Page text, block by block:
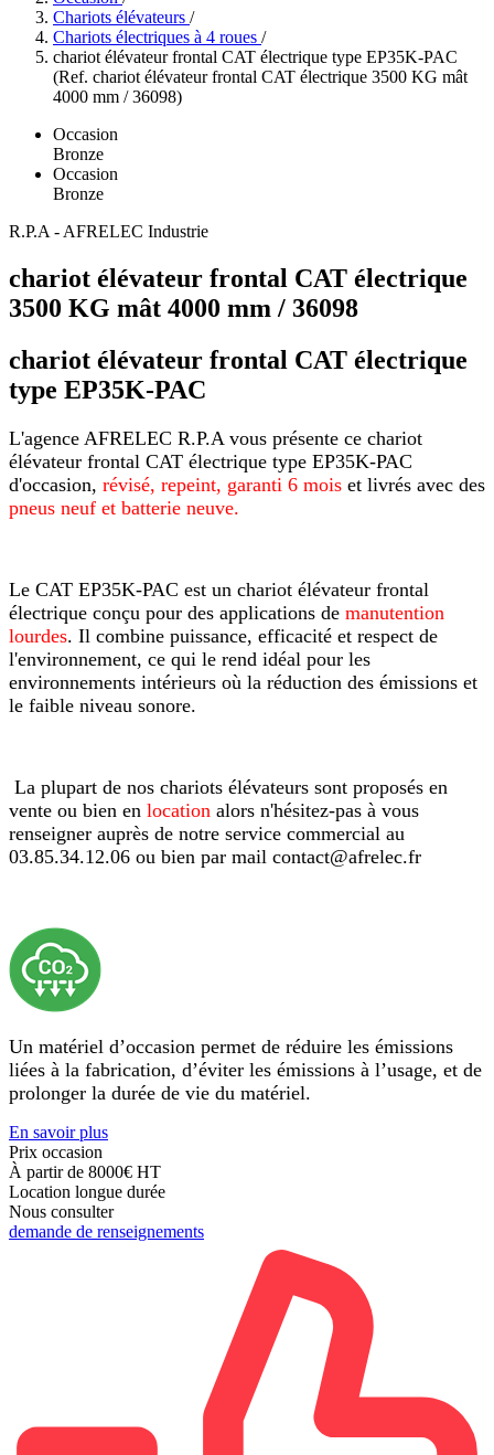
Chariots élévateurs /
Chariots électriques à 4 roues /
chariot élévateur frontal CAT électrique type EP35K-PAC
(Ref. chariot élévateur frontal CAT électrique 3500 KG mât
4000 mm / 36098)
Occasion
Bronze
Occasion
Bronze
R.P.A - AFRELEC Industrie
chariot élévateur frontal CAT électrique
3500 KG mât 4000 mm / 36098
chariot élévateur frontal CAT électrique
type EP35K-PAC
L'agence AFRELEC R.P.A vous présente ce chariot
élévateur frontal CAT électrique type EP35K-PAC
d'occasion, révisé, repeint, garanti 6 mois et livrés avec des
pneus neuf et batterie neuve.
Le CAT EP35K-PAC est un chariot élévateur frontal
électrique conçu pour des applications de manutention
lourdes. Il combine puissance, efficacité et respect de
l'environnement, ce qui le rend idéal pour les
environnements intérieurs où la réduction des émissions et
le faible niveau sonore.
La plupart de nos chariots élévateurs sont proposés en
vente ou bien en location alors n'hésitez-pas à vous
renseigner auprès de notre service commercial au
03.85.34.12.06 ou bien par mail contact@afrelec.fr
Un matériel d’occasion permet de réduire les émissions
liées à la fabrication, d’éviter les émissions à l’usage, et de
prolonger la durée de vie du matériel.
En savoir plus
Prix occasion
À partir de 8000€ HT
Location longue durée
Nous consulter
demande de renseignements